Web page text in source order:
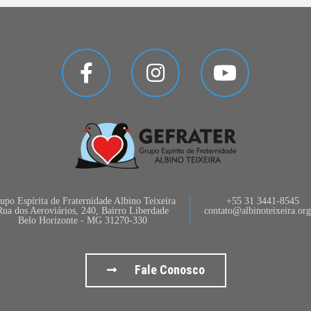
Espírita de Fraternidade Albino Teixeira
dos Aeroviários, 240, Bairro Liberdade
Belo Horizonte - MG 31270-330
+55 31 3441-8545
Fale Conosco